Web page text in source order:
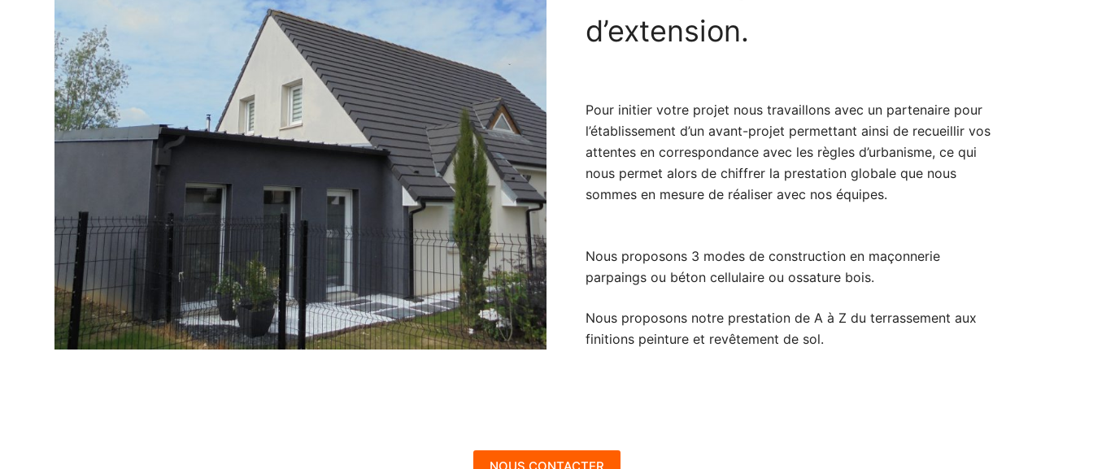
d’extension.
Pour initier votre projet nous travaillons avec un partenaire pour
l’établissement d’un avant-projet permettant ainsi de recueillir vos
attentes en correspondance avec les règles d’urbanisme, ce qui
nous permet alors de chiffrer la prestation globale que nous
sommes en mesure de réaliser avec nos équipes.
Nous proposons 3 modes de construction en maçonnerie
parpaings ou béton cellulaire ou ossature bois.
Nous proposons notre prestation de A à Z du terrassement aux
finitions peinture et revêtement de sol.